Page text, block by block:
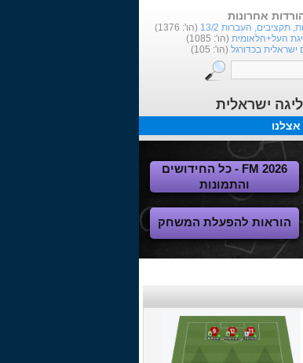
אחרונות
(הו': 1376)
העל+הלאומית(הו': 1085)
ישראלית בכדורגל (הו': 105)
ליגה ישראלית
FM 2026 - כל החידושים
והתמונות
הוראות להפעלת המשחק